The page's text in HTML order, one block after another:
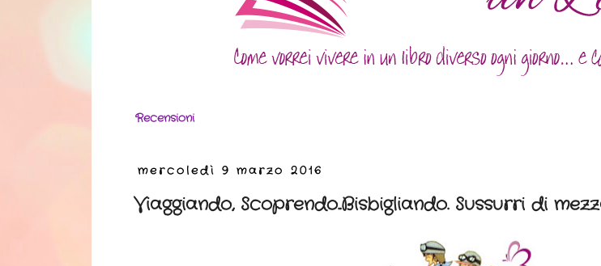
Recensioni
mercoledì 9 marzo 2016
Viaggiando, Scoprendo..Bisbigliando. Sussurri di